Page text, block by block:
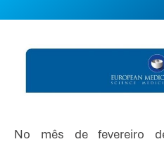
No mês de fevereiro